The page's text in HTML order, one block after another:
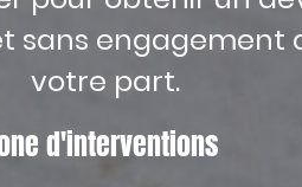
sans engagement
votre part.
d'interventions